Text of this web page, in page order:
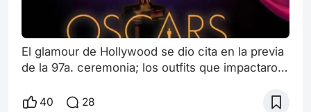
El glamour de Hollywood se dio cita en la previa
de la 97a. ceremonia; los outfits que impactaron
Durante la alfombra roja previa a la gala de los
40 28